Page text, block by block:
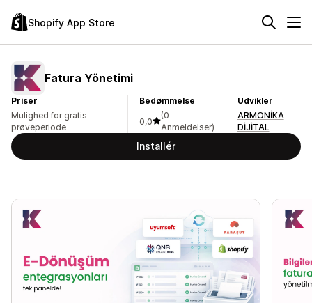
Shopify App Store
Fatura Yönetimi
Priser
Mulighed for gratis
prøveperiode
Bedømmelse
0,0
(0
Anmeldelser)
Udvikler
ARMONİKA
DİJİTAL
Installér